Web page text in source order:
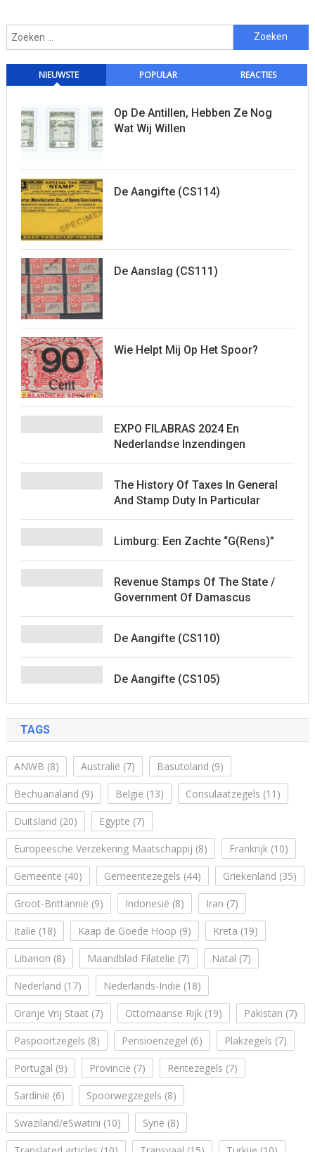
Zoeken
naar:
NIEUWSTE POPULAR REACTIES
Op De Antillen, Hebben Ze Nog
Wat Wij Willen
De Aangifte (CS114)
De Aanslag (CS111)
Wie Helpt Mij Op Het Spoor?
EXPO FILABRAS 2024 En
Nederlandse Inzendingen
The History Of Taxes In General
And Stamp Duty In Particular
Limburg: Een Zachte “G(rens)”
Revenue Stamps Of The State /
Government Of Damascus
De Aangifte (CS110)
De Aangifte (CS105)
TAGS
ANWB (8) Australië (7) Basutoland (9)
Bechuanaland (9) België (13) Consulaatzegels (11)
Duitsland (20) Egypte (7)
Europeesche Verzekering Maatschappij (8) Frankrijk(10)
Gemeente (40) Gemeentezegels (44) Griekenland (35)
Groot-Brittannië (9) Indonesië (8) Iran (7)
Italië (18) Kaap de Goede Hoop (9) Kreta (19)
Libanon (8) Maandblad Filatelie (7) Natal (7)
Nederland (17) Nederlands-Indië (18)
Oranje Vrij Staat (7) Ottomaanse Rijk(19) Pakistan (7)
Paspoortzegels (8) Pensioenzegel (6) Plakzegels (7)
Portugal (9) Provincie (7) Rentezegels (7)
Sardinië (6) Spoorwegzegels (8)
Swaziland/eSwatini (10) Syrië (8)